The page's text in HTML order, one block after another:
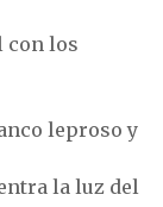
con los
leproso y
la luz del